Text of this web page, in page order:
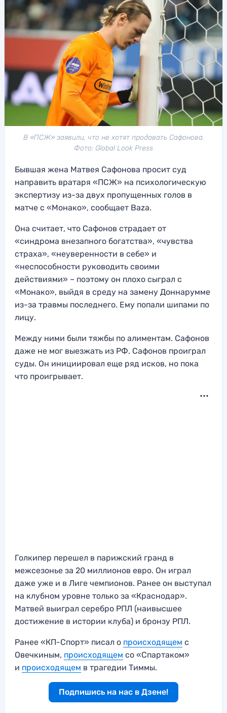
В «ПСЖ» заявили, что не хотят продавать Сафонова.
Фото: Global Look Press
Бывшая жена Матвея Сафонова просит суд
направить вратаря «ПСЖ» на психологическую
экспертизу из-за двух пропущенных голов в
матче с «Монако», сообщает Baza.
Она считает, что Сафонов страдает от
«синдрома внезапного богатства», «чувства
страха», «неуверенности в себе» и
«неспособности руководить своими
действиями» – поэтому он плохо сыграл с
«Монако», выйдя в среду на замену Доннарумме
из-за травмы последнего. Ему попали шипами по
лицу.
Между ними были тяжбы по алиментам. Сафонов
даже не мог выезжать из РФ. Сафонов проиграл
суды. Он инициировал еще ряд исков, но пока
что проигрывает.
Голкипер перешел в парижский гранд в
межсезонье за 20 миллионов евро. Он играл
даже уже и в Лиге чемпионов. Ранее он выступал
на клубном уровне только за «Краснодар».
Матвей выиграл серебро РПЛ (наивысшее
достижение в истории клуба) и бронзу РПЛ.
Ранее «КП-Спорт» писал о происходящем с
Овечкиным, происходящем со «Спартаком»
и происходящем в трагедии Тиммы.
Подпишись на нас в Дзене!